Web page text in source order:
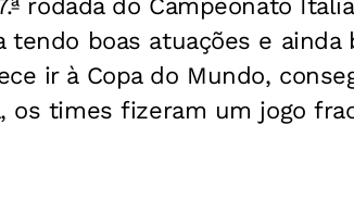
rodada do Campeonato
tendo boas atuações e ainda
ir à Copa do Mundo,
os times fizeram um jogo